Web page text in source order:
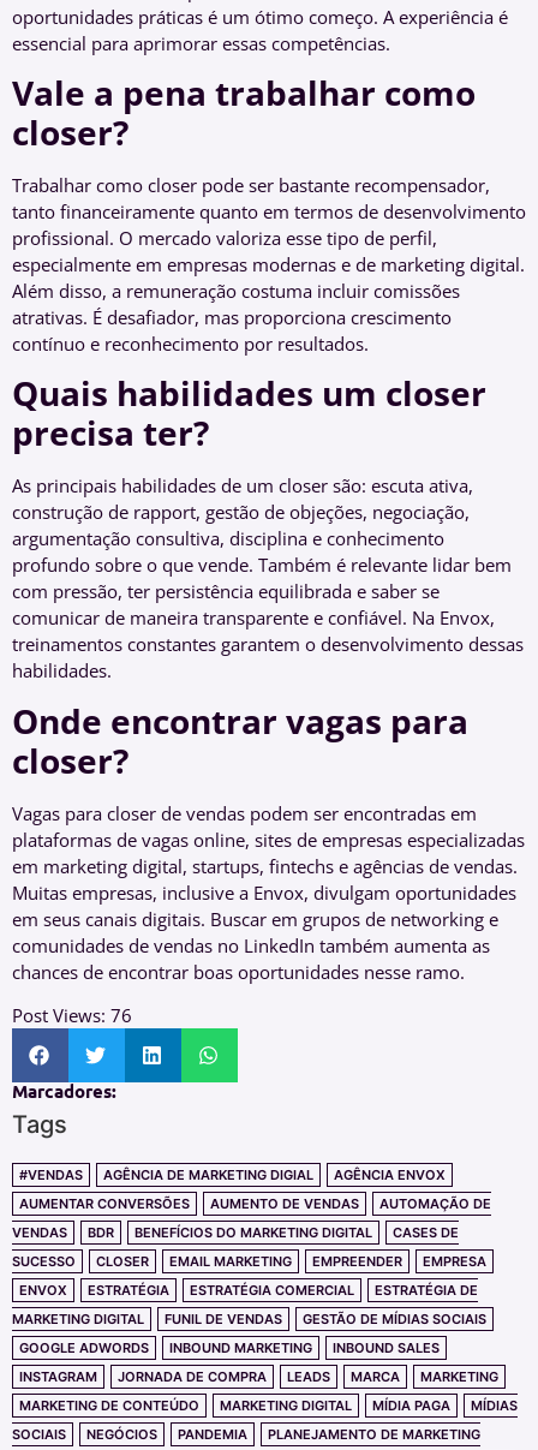
oportunidades práticas é um ótimo começo. A experiência é
essencial para aprimorar essas competências.
Vale a pena trabalhar como
closer?
Trabalhar como closer pode ser bastante recompensador,
tanto financeiramente quanto em termos de desenvolvimento
profissional. O mercado valoriza esse tipo de perfil,
especialmente em empresas modernas e de marketing digital.
Além disso, a remuneração costuma incluir comissões
atrativas. É desafiador, mas proporciona crescimento
contínuo e reconhecimento por resultados.
Quais habilidades um closer
precisa ter?
As principais habilidades de um closer são: escuta ativa,
construção de rapport, gestão de objeções, negociação,
argumentação consultiva, disciplina e conhecimento
profundo sobre o que vende. Também é relevante lidar bem
com pressão, ter persistência equilibrada e saber se
comunicar de maneira transparente e confiável. Na Envox,
treinamentos constantes garantem o desenvolvimento dessas
habilidades.
Onde encontrar vagas para
closer?
Vagas para closer de vendas podem ser encontradas em
plataformas de vagas online, sites de empresas especializadas
em marketing digital, startups, fintechs e agências de vendas.
Muitas empresas, inclusive a Envox, divulgam oportunidades
em seus canais digitais. Buscar em grupos de networking e
comunidades de vendas no LinkedIn também aumenta as
chances de encontrar boas oportunidades nesse ramo.
Post Views: 76
Marcadores:
Tags
#VENDAS AGÊNCIA DE MARKETING DIGIAL
AGÊNCIA ENVOX
AUMENTAR CONVERSÕES
AUMENTO DE VENDAS
AUTOMAÇÃO DE
VENDAS
BDR BENEFÍCIOS DO MARKETING DIGITAL
CASES DE
SUCESSO
CLOSER EMAIL MARKETING EMPREENDER
EMPRESA
ENVOX
ESTRATÉGIA ESTRATÉGIA COMERCIAL
ESTRATÉGIA DE
MARKETING DIGITAL
FUNIL DE VENDAS
GESTÃO DE MÍDIAS SOCIAIS
GOOGLE ADWORDS
INBOUND MARKETING
INBOUND SALES
INSTAGRAM
JORNADA DE COMPRA LEADS MARCA
MARKETING
MARKETING DE CONTEÚDO
MARKETING DIGITAL MÍDIA PAGA
MÍDIAS
SOCIAIS
NEGÓCIOS PANDEMIA
PLANEJAMENTO DE MARKETING